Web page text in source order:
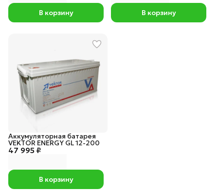
В корзину В корзину
47 995 ₽
Аккумуляторная батарея
VEKTOR ENERGY GL 12-200
В корзину